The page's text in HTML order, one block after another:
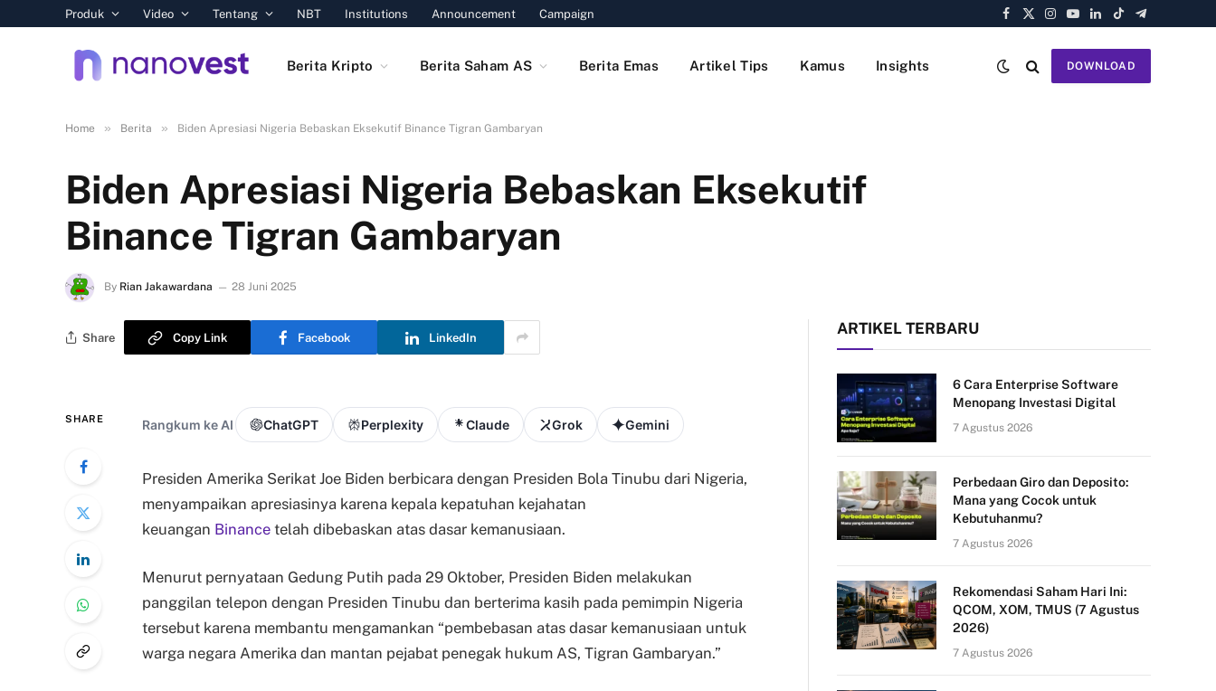
Produk Video Tentang NBT Institutions Announcement Campaign
Facebook
X
Instagram
YouTube
LinkedIn
TikTokTelegram
Berita Kripto Berita Saham AS Berita Emas Artikel Tips Kamus Insights DOWNLOAD
Home » Berita » Biden Apresiasi Nigeria Bebaskan Eksekutif Binance Tigran Gambaryan
Biden Apresiasi Nigeria Bebaskan Eksekutif
Binance Tigran Gambaryan
By Rian Jakawardana 28 Juni 2025
Share Copy Link Facebook LinkedIn
SHARE Rangkum ke AI ChatGPT Perplexity Claude Grok Gemini
Presiden Amerika Serikat Joe Biden berbicara dengan Presiden Bola Tinubu dari Nigeria,
menyampaikan apresiasinya karena kepala kepatuhan kejahatan
keuangan Binance telah dibebaskan atas dasar kemanusiaan.
Menurut pernyataan Gedung Putih pada 29 Oktober, Presiden Biden melakukan
panggilan telepon dengan Presiden Tinubu dan berterima kasih pada pemimpin Nigeria
tersebut karena membantu mengamankan “pembebasan atas dasar kemanusiaan untuk
warga negara Amerika dan mantan pejabat penegak hukum AS, Tigran Gambaryan.”
ARTIKEL TERBARU
6 Cara Enterprise Software
Menopang Investasi Digital
7 Agustus 2026
Perbedaan Giro dan Deposito:
Mana yang Cocok untuk
Kebutuhanmu?
7 Agustus 2026
Rekomendasi Saham Hari Ini:
QCOM, XOM, TMUS (7 Agustus
2026)
7 Agustus 2026